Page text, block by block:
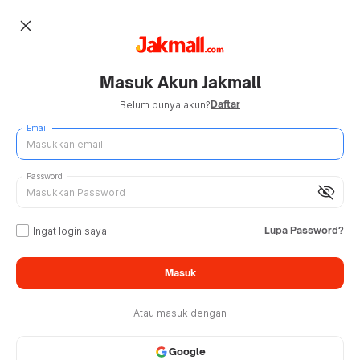
close
Masuk Akun Jakmall
Belum punya akun?Daftar
Email
visibility_off
Password
Ingat login saya Lupa Password?
Masuk
Atau masuk dengan
Google